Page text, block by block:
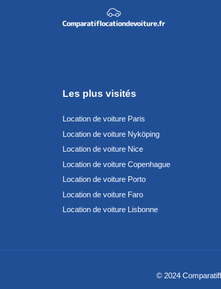
Les plus visités
Location de voiture Paris
Location de voiture Nyköping
Location de voiture Nice
Location de voiture Copenhague
Location de voiture Porto
Location de voiture Faro
Location de voiture Lisbonne
© 2024